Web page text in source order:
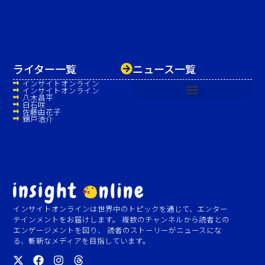
インサイトオンラインは世界中のトピックを通じて、エンター
テインメントをお届けします。 複数のチャンネルから読者との
エンゲージメントを図り、 読者のストーリーがニュースにな
る、斬新なメディアを目指しています。
ニュース一覧
ライター一覧
インサイトオンライン
インサイトオンライン
八木昌平
白石咲
佐藤由花子
錦戸浩介